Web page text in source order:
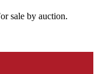
sale by auction.